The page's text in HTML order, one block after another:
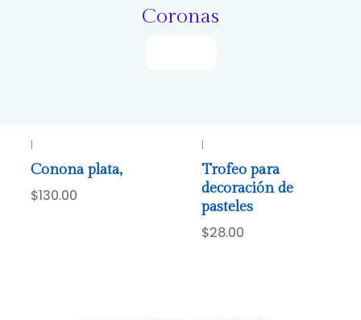
Coronas
|
Conona plata,
$130.00
|
Trofeo para
decoración de
pasteles
$28.00